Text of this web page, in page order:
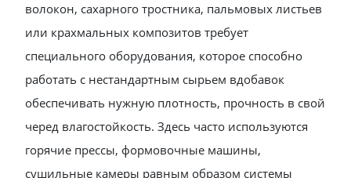
волокон, сахарного тростника, пальмовых листьев
или крахмальных композитов требует
специального оборудования, которое способно
работать с нестандартным сырьем вдобавок
обеспечивать нужную плотность, прочность в свой
черед влагостойкость. Здесь часто используются
горячие прессы, формовочные машины,
сушильные камеры равным образом системы